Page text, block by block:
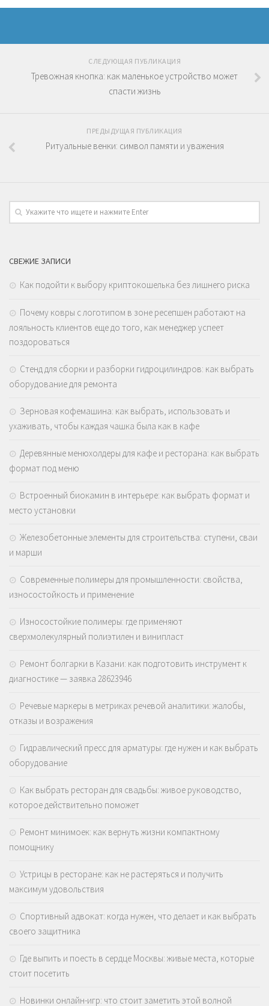
СЛЕДУЮЩАЯ ПУБЛИКАЦИЯ
Тревожная кнопка: как маленькое устройство может
спасти жизнь
ПРЕДЫДУЩАЯ ПУБЛИКАЦИЯ
Ритуальные венки: символ памяти и уважения
СВЕЖИЕ ЗАПИСИ
Как подойти к выбору криптокошелька без лишнего риска
Почему ковры с логотипом в зоне ресепшен работают на
лояльность клиентов еще до того, как менеджер успеет
поздороваться
Стенд для сборки и разборки гидроцилиндров: как выбрать
оборудование для ремонта
Зерновая кофемашина: как выбрать, использовать и
ухаживать, чтобы каждая чашка была как в кафе
Деревянные менюхолдеры для кафе и ресторана: как выбрать
формат под меню
Встроенный биокамин в интерьере: как выбрать формат и
место установки
Железобетонные элементы для строительства: ступени, сваи
и марши
Современные полимеры для промышленности: свойства,
износостойкость и применение
Износостойкие полимеры: где применяют
сверхмолекулярный полиэтилен и винипласт
Ремонт болгарки в Казани: как подготовить инструмент к
диагностике — заявка 28623946
Речевые маркеры в метриках речевой аналитики: жалобы,
отказы и возражения
Гидравлический пресс для арматуры: где нужен и как выбрать
оборудование
Как выбрать ресторан для свадьбы: живое руководство,
которое действительно поможет
Ремонт минимоек: как вернуть жизни компактному
помощнику
Устрицы в ресторане: как не растеряться и получить
максимум удовольствия
Спортивный адвокат: когда нужен, что делает и как выбрать
своего защитника
Где выпить и поесть в сердце Москвы: живые места, которые
стоит посетить
Новинки онлайн-игр: что стоит заметить этой волной